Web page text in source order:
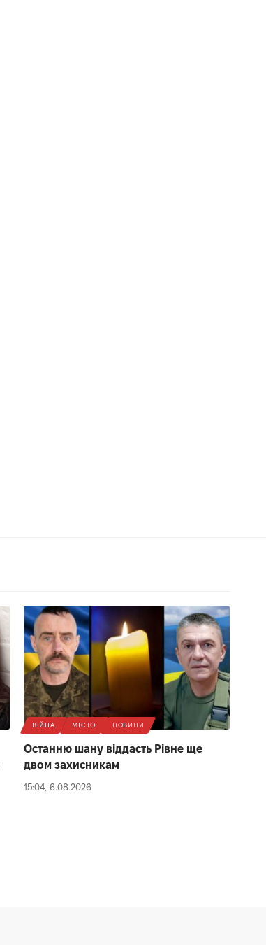
ВІЙНА МІСТО НОВИНИ
Останню шану віддасть Рівне ще
двом захисникам
15:04, 6.08.2026